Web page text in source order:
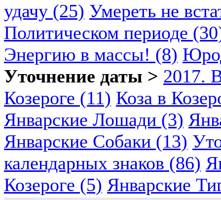
удачу (25) Умереть не
Политическом периоде
Энергию в массы! (8)
Уточнение даты > 2017.
Козероге (11) Коза в
Январские Лошади (3)
Январские Собаки (13)
календарных знаков (86)
Козероге (5) Январские